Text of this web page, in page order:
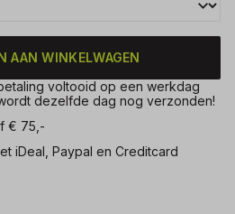
AAN WINKELWAGEN
voltooid op een werkdag
dezelfde dag nog verzonden!
€ 75,-
iDeal, Paypal en Creditcard